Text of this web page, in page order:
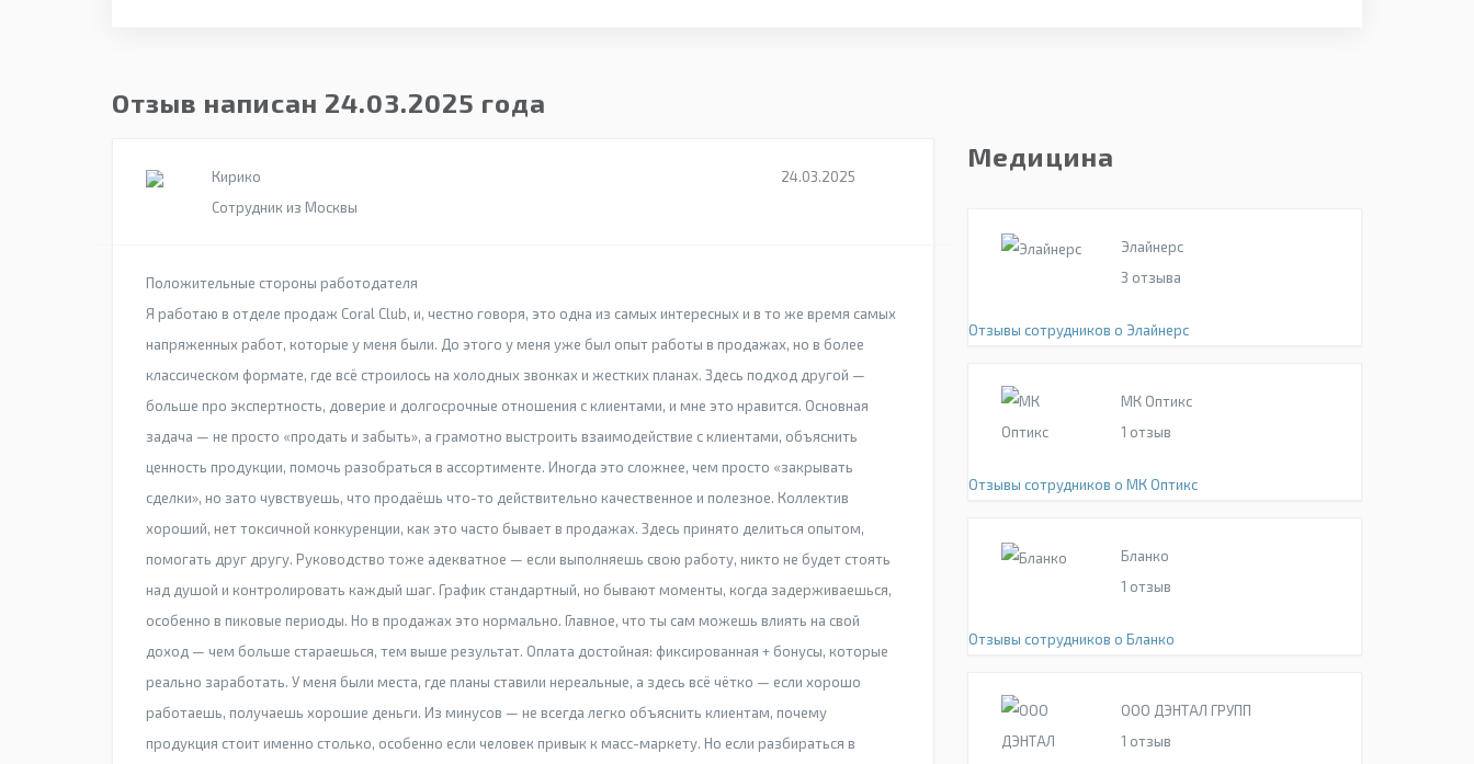
Отзыв написан 24.03.2025 года
Кирико
Сотрудник из Москвы
24.03.2025
Положительные стороны работодателя
Я работаю в отделе продаж Coral Club, и, честно говоря, это одна из самых интересных и в то же время самых
напряженных работ, которые у меня были. До этого у меня уже был опыт работы в продажах, но в более
классическом формате, где всё строилось на холодных звонках и жестких планах. Здесь подход другой —
больше про экспертность, доверие и долгосрочные отношения с клиентами, и мне это нравится. Основная
задача — не просто «продать и забыть», а грамотно выстроить взаимодействие с клиентами, объяснить
ценность продукции, помочь разобраться в ассортименте. Иногда это сложнее, чем просто «закрывать
сделки», но зато чувствуешь, что продаёшь что-то действительно качественное и полезное. Коллектив
хороший, нет токсичной конкуренции, как это часто бывает в продажах. Здесь принято делиться опытом,
помогать друг другу. Руководство тоже адекватное — если выполняешь свою работу, никто не будет стоять
над душой и контролировать каждый шаг. График стандартный, но бывают моменты, когда задерживаешься,
особенно в пиковые периоды. Но в продажах это нормально. Главное, что ты сам можешь влиять на свой
доход — чем больше стараешься, тем выше результат. Оплата достойная: фиксированная + бонусы, которые
реально заработать. У меня были места, где планы ставили нереальные, а здесь всё чётко — если хорошо
работаешь, получаешь хорошие деньги. Из минусов — не всегда легко объяснить клиентам, почему
продукция стоит именно столько, особенно если человек привык к масс-маркету. Но если разбираться в
Медицина
Элайнерс
3 отзыва
Отзывы сотрудников о Элайнерс
МК Оптикс
1 отзыв
Отзывы сотрудников о МК Оптикс
Бланко
1 отзыв
Отзывы сотрудников о Бланко
ООО ДЭНТАЛ ГРУПП
1 отзыв